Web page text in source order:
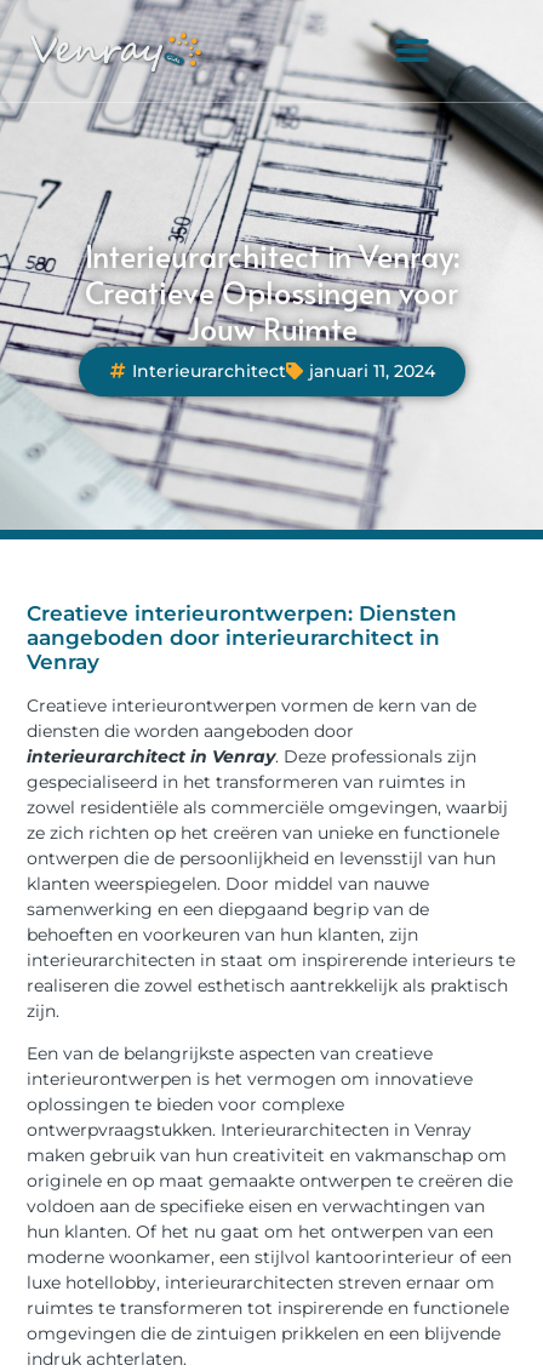
Interieurarchitect in Venray:
Creatieve Oplossingen voor
Jouw Ruimte
Interieurarchitect januari 11, 2024
Creatieve interieurontwerpen: Diensten
aangeboden door interieurarchitect in
Venray
Creatieve interieurontwerpen vormen de kern van de
diensten die worden aangeboden door
interieurarchitect in Venray. Deze professionals zijn
gespecialiseerd in het transformeren van ruimtes in
zowel residentiële als commerciële omgevingen, waarbij
ze zich richten op het creëren van unieke en functionele
ontwerpen die de persoonlijkheid en levensstijl van hun
klanten weerspiegelen. Door middel van nauwe
samenwerking en een diepgaand begrip van de
behoeften en voorkeuren van hun klanten, zijn
interieurarchitecten in staat om inspirerende interieurs te
realiseren die zowel esthetisch aantrekkelijk als praktisch
zijn.
Een van de belangrijkste aspecten van creatieve
interieurontwerpen is het vermogen om innovatieve
oplossingen te bieden voor complexe
ontwerpvraagstukken. Interieurarchitecten in Venray
maken gebruik van hun creativiteit en vakmanschap om
originele en op maat gemaakte ontwerpen te creëren die
voldoen aan de specifieke eisen en verwachtingen van
hun klanten. Of het nu gaat om het ontwerpen van een
moderne woonkamer, een stijlvol kantoorinterieur of een
luxe hotellobby, interieurarchitecten streven ernaar om
ruimtes te transformeren tot inspirerende en functionele
omgevingen die de zintuigen prikkelen en een blijvende
indruk achterlaten.